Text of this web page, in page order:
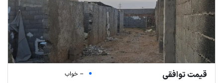
قیمت توافقی
-- خواب